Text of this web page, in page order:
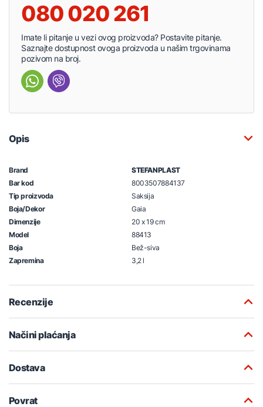
080 020 261
Imate li pitanje u vezi ovog proizvoda? Postavite pitanje.
Saznajte dostupnost ovoga proizvoda u našim trgovinama
pozivom na broj.
Opis
Brand
STEFANPLAST
Bar kod
8003507884137
Tip proizvoda
Saksija
Boja/Dekor
Gaia
Dimenzije
20 x 19 cm
Model
88413
Boja
Bež-siva
Zapremina
3,2 l
Recenzije
Načini plaćanja
Dostava
Povrat